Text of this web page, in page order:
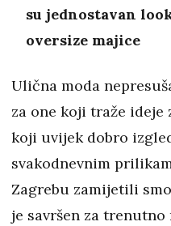
su jednostavan
oversize majice
Ulična moda
za one koji traže ideje
koji uvijek dobro
svakodnevnim
Zagrebu zamijetili
je savršen za